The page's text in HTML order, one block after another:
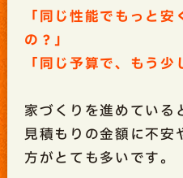
「同じ性能でもっと
の？」
「同じ予算で、もう少
家づくりを進めている
見積もりの金額に不安
方がとても多いです。